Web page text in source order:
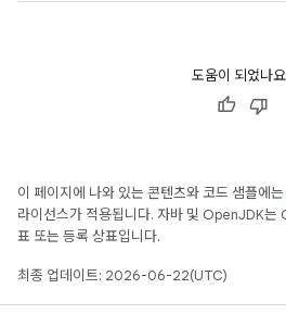
도움이 되었나
이 페이지에 나와 있는 콘텐츠와 코드 샘플에는
라이선스가 적용됩니다. 자바 및 OpenJDK
표 또는 등록 상표입니다.
최종 업데이트: 2026-06-22(UTC)